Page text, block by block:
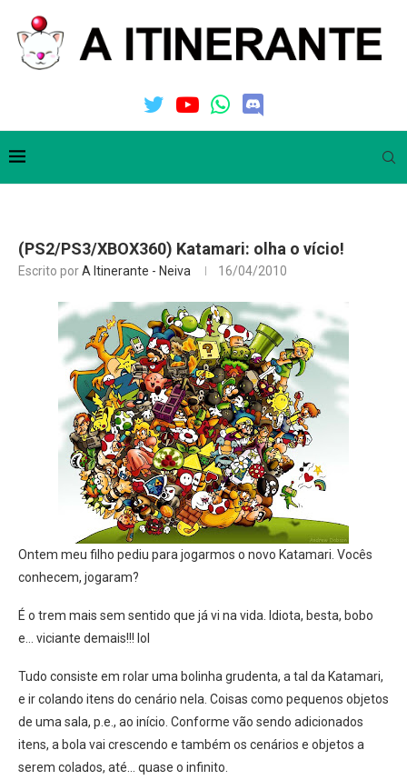
(PS2/PS3/XBOX360) Katamari: olha o vício!
Escrito porA Itinerante - Neiva 16/04/2010
Ontem meu filho pediu para jogarmos o novo Katamari. Vocês
conhecem, jogaram?
É o trem mais sem sentido que já vi na vida. Idiota, besta, bobo
e… viciante demais!!! lol
Tudo consiste em rolar uma bolinha grudenta, a tal da Katamari,
e ir colando itens do cenário nela. Coisas como pequenos objetos
de uma sala, p.e., ao início. Conforme vão sendo adicionados
itens, a bola vai crescendo e também os cenários e objetos a
serem colados, até… quase o infinito.